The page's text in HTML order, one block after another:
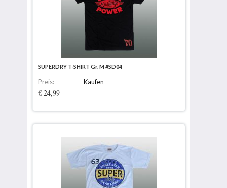
SUPERDRY T-SHIRT Gr. M #SD04
Preis:
€ 24,99
Kaufen